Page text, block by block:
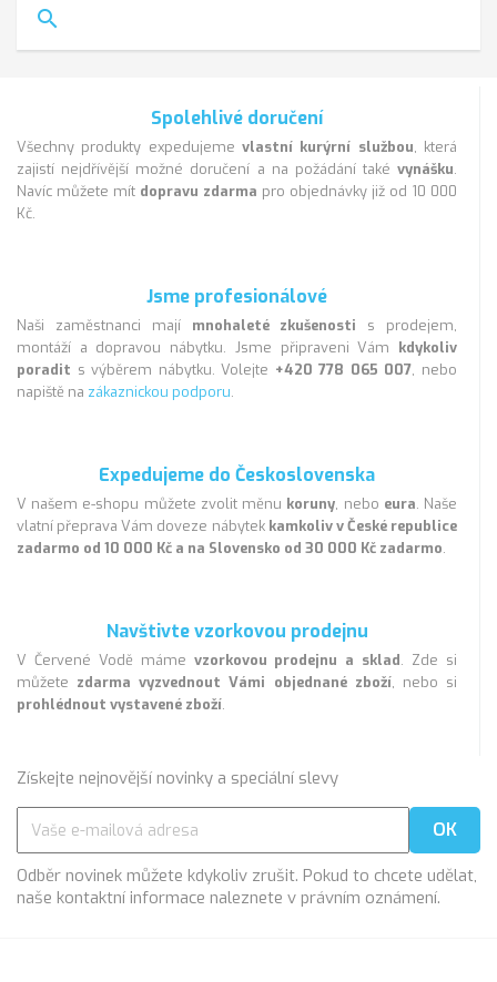
search
Spolehlivé doručení
Všechny produkty expedujeme vlastní kurýrní službou, která
zajistí nejdřívější možné doručení a na požádání také vynášku.
Navíc můžete mít dopravu zdarma pro objednávky již od 10 000
Kč.
Jsme profesionálové
Naši zaměstnanci mají mnohaleté zkušenosti s prodejem,
montáží a dopravou nábytku. Jsme připraveni Vám kdykoliv
poradit s výběrem nábytku. Volejte +420 778 065 007, nebo
napiště na zákaznickou podporu.
Expedujeme do Československa
V našem e-shopu můžete zvolit měnu koruny, nebo eura. Naše
vlatní přeprava Vám doveze nábytek kamkoliv v České republice
zadarmo od 10 000 Kč a na Slovensko od 30 000 Kč zadarmo.
Navštivte vzorkovou prodejnu
V Červené Vodě máme vzorkovou prodejnu a sklad. Zde si
můžete zdarma vyzvednout Vámi objednané zboží, nebo si
prohlédnout vystavené zboží.
Získejte nejnovější novinky a speciální slevy
Odběr novinek můžete kdykoliv zrušit. Pokud to chcete udělat,
naše kontaktní informace naleznete v právním oznámení.